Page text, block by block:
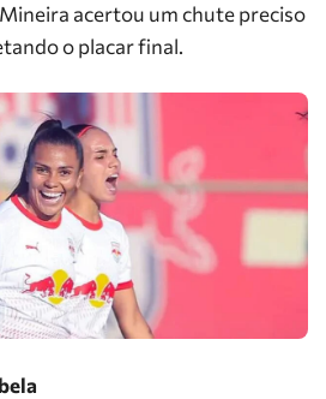
acertou um chute preciso
o placar final.